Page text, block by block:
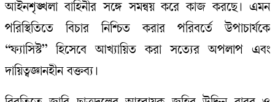
আইনশৃঙ্খলা বাহিনীর সঙ্গে সমন্বয় করে কাজ করছে। এমন
পরিস্থিতিতে বিচার নিশ্চিত করার পরিবর্তে উপাচার্যকে
“ফ্যাসিস্ট” হিসেবে আখ্যায়িত করা সত্যের অপলাপ এবং
দায়িত্বজ্ঞানহীন বক্তব্য।